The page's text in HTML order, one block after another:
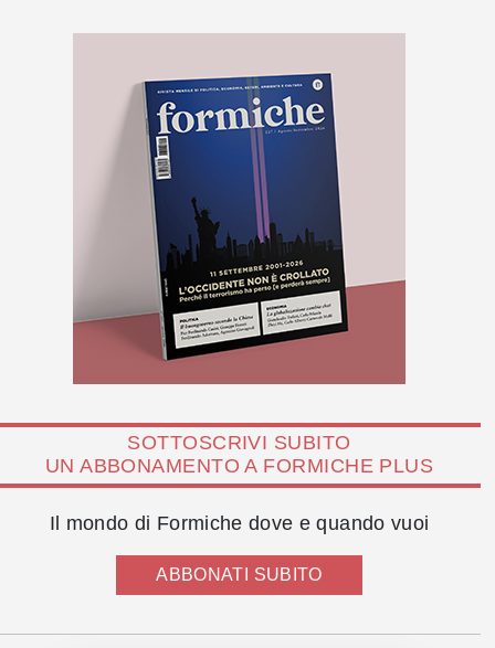
SOTTOSCRIVI SUBITO
UN ABBONAMENTO A FORMICHE PLUS
Il mondo di Formiche dove e quando vuoi
ABBONATI SUBITO